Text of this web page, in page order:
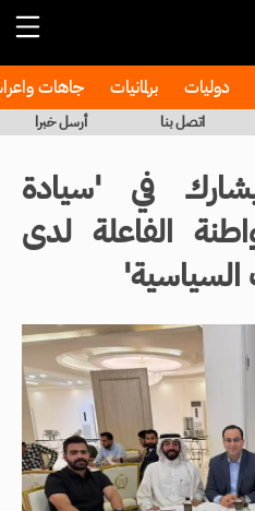
دوليات برلمانيات جاهات
اتصل بنا أرسل خبرا
في 'سيادة
الفاعلة لدى
السياسية'